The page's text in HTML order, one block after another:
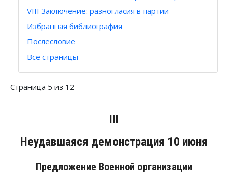
VIII Заключение: разногласия в партии
Избранная библиография
Послесловие
Все страницы
Страница 5 из 12
III
Неудавшаяся демонстрация 10 июня
Предложение Военной организации